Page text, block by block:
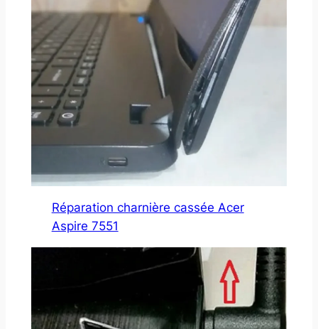
Réparation charnière cassée Acer
Aspire 7551